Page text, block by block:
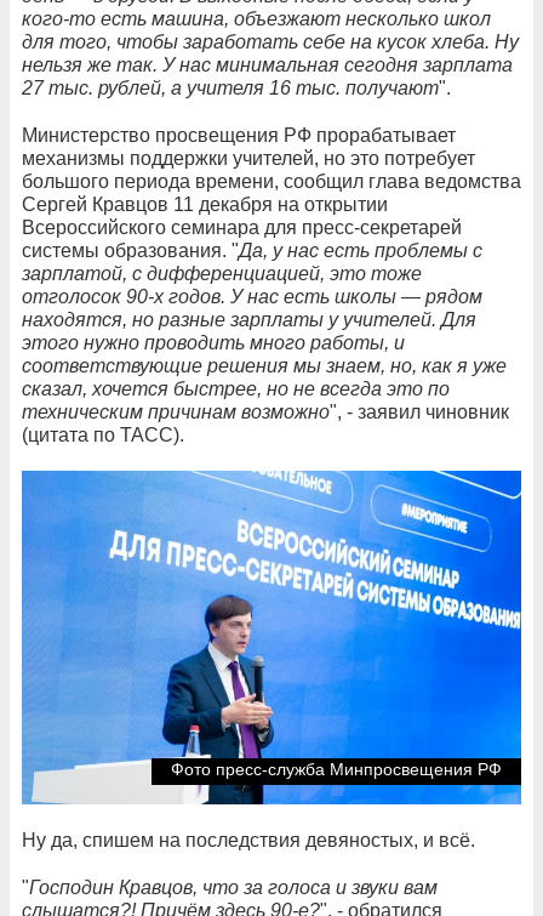
кого-то есть машина, объезжают несколько школ
для того, чтобы заработать себе на кусок хлеба. Ну
нельзя же так. У нас минимальная сегодня зарплата
27 тыс. рублей, а учителя 16 тыс. получают".
Министерство просвещения РФ прорабатывает
механизмы поддержки учителей, но это потребует
большого периода времени, сообщил глава ведомства
Сергей Кравцов 11 декабря на открытии
Всероссийского семинара для пресс-секретарей
системы образования. "Да, у нас есть проблемы с
зарплатой, с дифференциацией, это тоже
отголосок 90-х годов. У нас есть школы — рядом
находятся, но разные зарплаты у учителей. Для
этого нужно проводить много работы, и
соответствующие решения мы знаем, но, как я уже
сказал, хочется быстрее, но не всегда это по
техническим причинам возможно", - заявил чиновник
(цитата по ТАСС).
Фото пресс-служба Минпросвещения РФ
Ну да, спишем на последствия девяностых, и всё.
"Господин Кравцов, что за голоса и звуки вам
слышатся?! Причём здесь 90-е?", - обратился